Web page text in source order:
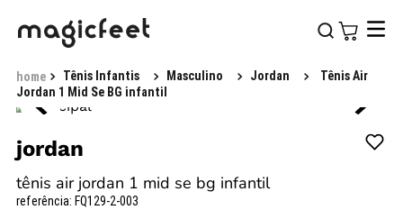
Tênis Infantis Masculino Jordan
Tênis Air
Jordan 1 Mid Se BG infantil
jordan
tênis air jordan 1 mid se bg infantil
referência: FQ129-2-003